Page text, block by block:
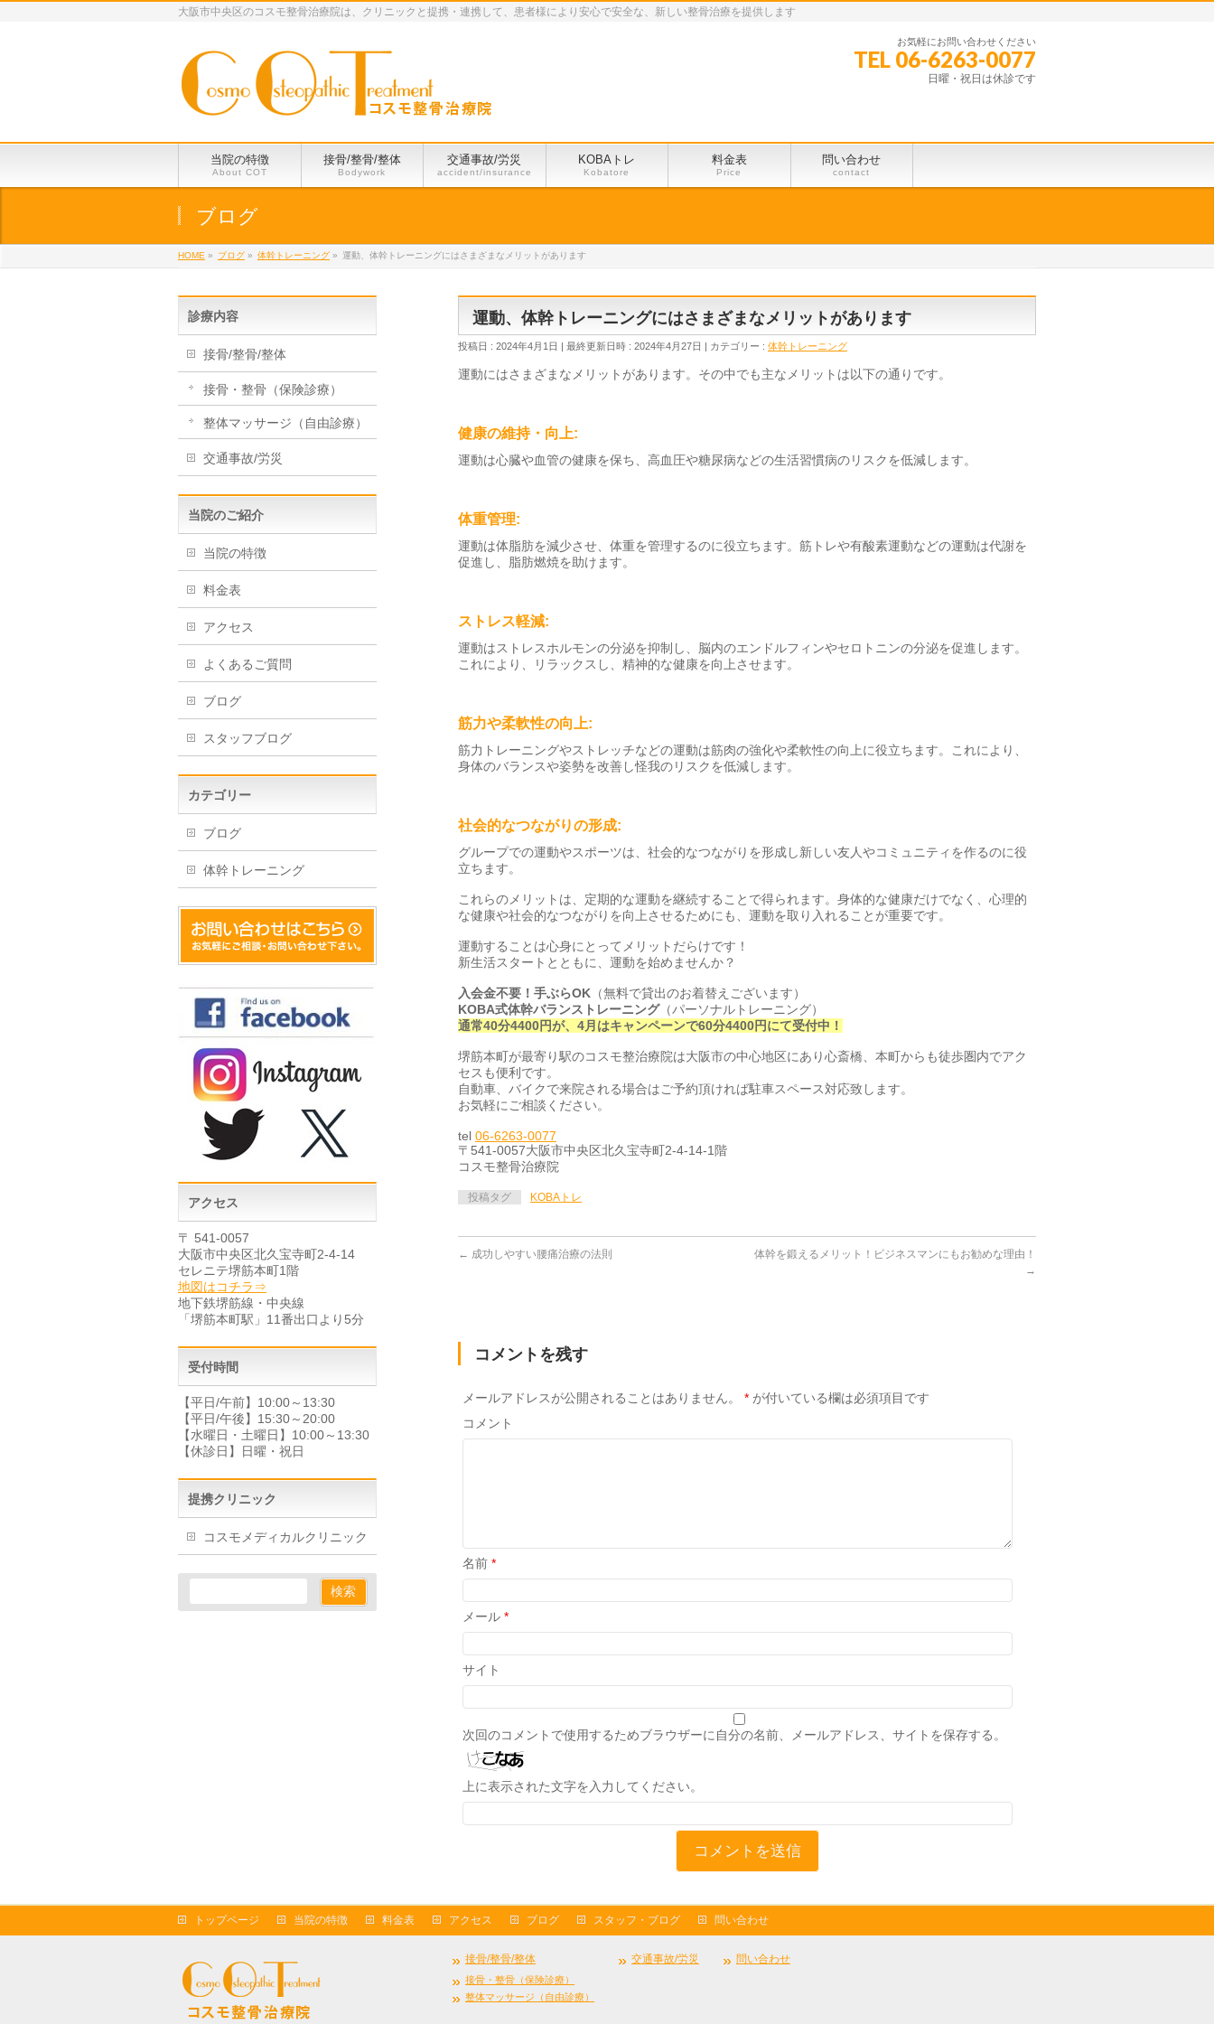
大阪市中央区のコスモ整骨治療院は、クリニックと提携・連携して、患者様により安心で安全な、新しい整骨治療を提供します
お気軽にお問い合わせください
TEL 06-6263-0077
日曜・祝日は休診です
当院の特徴
About COT
接骨/整骨/整体
Bodywork
交通事故/労災
accident/insurance
KOBAトレ
Kobatore
料金表
Price
問い合わせ
contact
ブログ
HOME » ブログ » 体幹トレーニング » 運動、体幹トレーニングにはさまざまなメリットがあります
運動、体幹トレーニングにはさまざまなメリットがあります
投稿日 : 2024年4月1日 最終更新日時 : 2024年4月27日 カテゴリー : 体幹トレーニング
運動にはさまざまなメリットがあります。 その中でも主なメリットは以下の通りです。
健康の維持・向上:
運動は心臓や血管の健康を保ち、 高血圧や糖尿病などの生活習慣病のリスクを低減します。
体重管理:
運動は体脂肪を減少させ、体重を管理するのに役立ちます。 筋トレや有酸素運動などの運動は代謝を
促進し、
脂肪燃焼を助けます。
ストレス軽減:
運動はストレスホルモンの分泌を抑制し、
脳内のエンドルフィンやセロトニンの分泌を促進します。
これにより、リラックスし、精神的な健康を向上させます。
筋力や柔軟性の向上:
筋力トレーニングやストレッチなどの運動は筋肉の強化や柔軟性の向上に役立ちます。これにより、
身体のバランスや姿勢を改善し怪我のリスクを低減します。
社会的なつながりの形成:
グループでの運動やスポーツは、 社会的なつながりを形成し新しい友人やコミュニティを作るのに役
立ちます。
これらのメリットは、定期的な運動を継続することで得られます。 身体的な健康だけでなく、 心理的
な健康や社会的なつながりを向上させるためにも、 運動を取り入れることが重要です。
運動することは心身にとってメリットだらけです！
新生活スタートとともに、運動を始めませんか？
入会金不要！手ぶらOK （無料で貸出のお着替えございます）
KOBA式体幹バランストレーニング（パーソナルトレーニング）
通常40分4400円が、4月はキャンペーンで60分4400円にて受付中！
堺筋本町が最寄り駅のコスモ整治療院は大阪市の中心地区にあり心斎橋、本町からも徒歩圏内でアク
セスも便利です。
自動車、 バイクで来院される場合はご予約頂ければ駐車スペース対応致します。
お気軽にご相談ください。
tel 06-6263-0077
〒541-0057大阪市中央区北久宝寺町2-4-14-1階
コスモ整骨治療院
投稿タグ KOBAトレ
← 成功しやすい腰痛治療の法則
体幹を鍛えるメリット！ビジネスマンにもお勧めな理由！
→
コメントを残す
メールアドレスが公開されることはありません。 * が付いている欄は必須項目です
コメント
名前 *
メール *
サイト
次回のコメントで使用するためブラウザーに自分の名前、メールアドレス、サイトを保存する。
上に表示された文字を入力してください。
診療内容
接骨/整骨/整体
接骨・整骨（保険診療）
整体マッサージ（自由診療）
交通事故/労災
当院のご紹介
当院の特徴
料金表
アクセス
よくあるご質問
ブログ
スタッフブログ
カテゴリー
ブログ
体幹トレーニング
アクセス
〒 541-0057
大阪市中央区北久宝寺町2-4-14
セレニテ堺筋本町1階
地図はコチラ⇒
地下鉄堺筋線・中央線
「堺筋本町駅」11番出口より5分
受付時間
【平日/午前】10:00～13:30
【平日/午後】15:30～20:00
【水曜日・土曜日】10:00～13:30
【休診日】日曜・祝日
提携クリニック
コスモメディカルクリニック
トップページ 当院の特徴 料金表 アクセス ブログ スタッフ・ブログ 問い合わせ
接骨/整骨/整体
接骨・整骨（保険診療）
整体マッサージ（自由診療）
交通事故/労災 問い合わせ